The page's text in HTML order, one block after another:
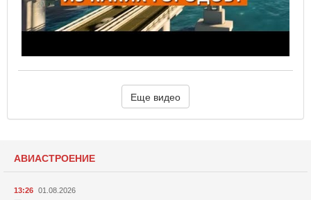
Еще видео
АВИАСТРОЕНИЕ
13:26 01.08.2026